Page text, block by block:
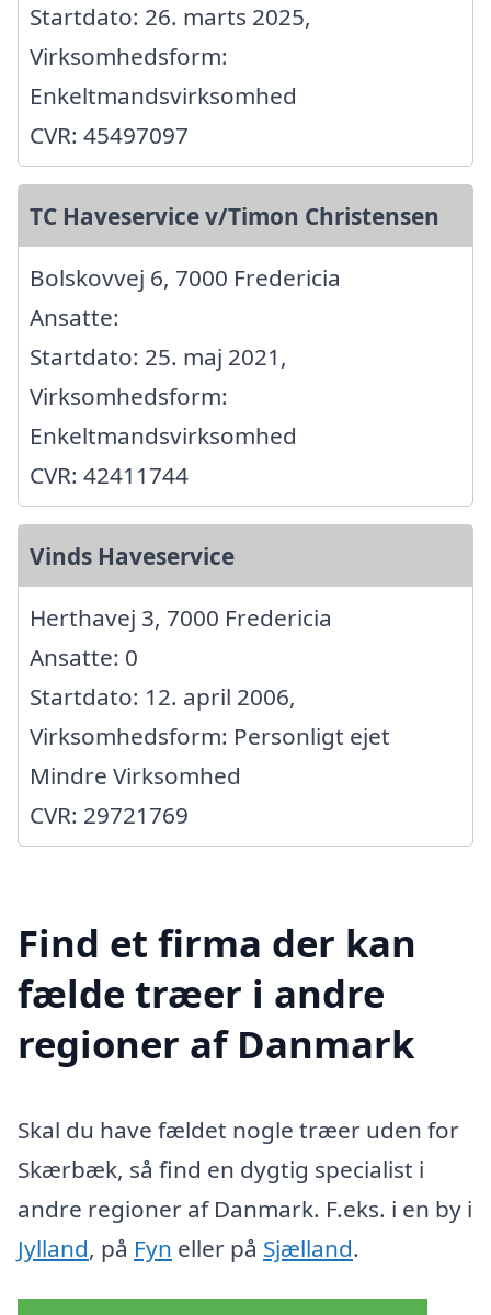
Startdato: 26. marts 2025,
Virksomhedsform:
Enkeltmandsvirksomhed
CVR: 45497097
TC Haveservice v/Timon Christensen
Bolskovvej 6, 7000 Fredericia
Ansatte:
Startdato: 25. maj 2021,
Virksomhedsform:
Enkeltmandsvirksomhed
CVR: 42411744
Vinds Haveservice
Herthavej 3, 7000 Fredericia
Ansatte: 0
Startdato: 12. april 2006,
Virksomhedsform: Personligt ejet
Mindre Virksomhed
CVR: 29721769
Find et firma der kan
fælde træer i andre
regioner af Danmark
Skal du have fældet nogle træer uden for
Skærbæk, så find en dygtig specialist i
andre regioner af Danmark. F.eks. i en by i
Jylland, på Fyn eller på Sjælland.